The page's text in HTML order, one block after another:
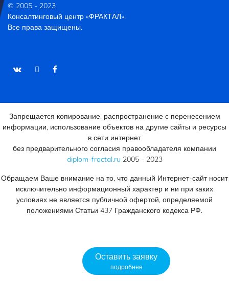
© 2005 - 2023
Консалтинговый центр «ФРАКТАЛ».
Все права защищены.
Оставить заявку
подробнее
Запрещается копирование, распространение с перенесением
информации, использование объектов на другие сайты и ресурсы
в сети интернет
без предварительного согласия правообладателя компании
diplom-fractal.ru 2005 - 2023
Обращаем Ваше внимание на то, что данный Интернет-сайт носит
исключительно информационный характер и ни при каких
условиях не является публичной офертой, определяемой
положениями Статьи 437 Гражданского кодекса РФ.